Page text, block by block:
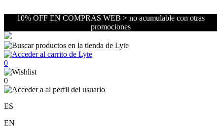
10% OFF EN COMPRAS WEB > no acumulable con otras
promociones
0
0
ES
EN